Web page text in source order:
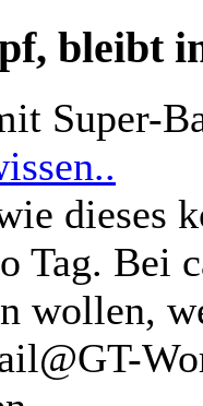
bleibt
Super-
dieses
Tag. Bei
wollen,